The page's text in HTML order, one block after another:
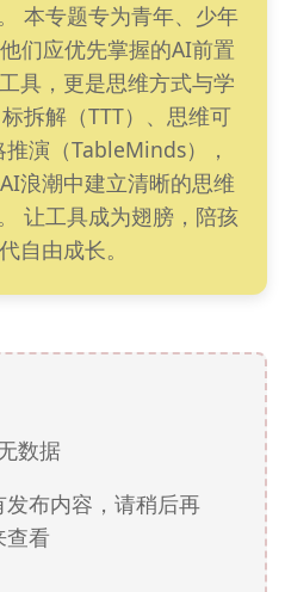
本专题专为青年、少年
们应优先掌握的AI前置
具，更是思维方式与学
拆解（TTT）、思维可
演（TableMinds），
浪潮中建立清晰的思维
让工具成为翅膀，陪孩
自由成长。
数据
布内容，请稍后再
查看